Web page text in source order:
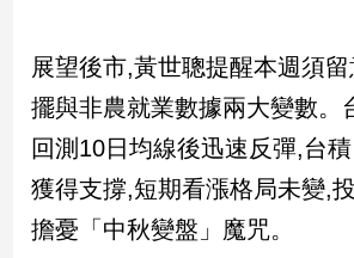
娛
樂
娛
星
聞
展望後市,黃世聰提醒本週須
擺與非農就業數據兩大變數。
回測10日均線後迅速反彈,台
獲得支撐,短期看漲格局未變,
擔憂「中秋變盤」魔咒。